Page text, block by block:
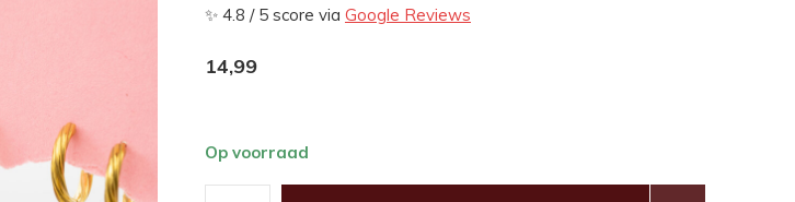
✨ 4.8 / 5 score via Google Reviews
14,99
Op voorraad